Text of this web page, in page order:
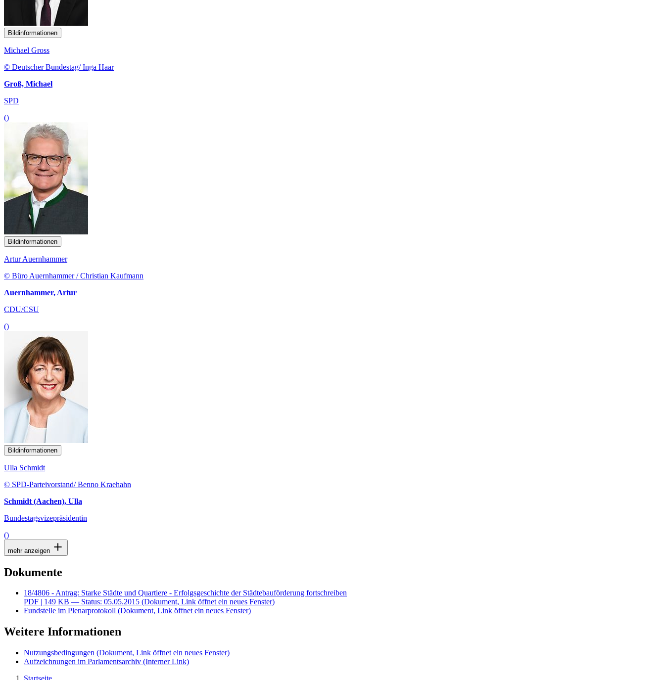
Bildinformationen
Michael Gross
© Deutscher Bundestag/ Inga Haar
Groß, Michael
SPD
()
Bildinformationen
Artur Auernhammer
© Büro Auernhammer / Christian Kaufmann
Auernhammer, Artur
CDU/CSU
()
Bildinformationen
Ulla Schmidt
© SPD-Parteivorstand/ Benno Kraehahn
Schmidt (Aachen), Ulla
Bundestagsvizepräsidentin
()
mehr anzeigen
Dokumente
18/4806 - Antrag: Starke Städte und Quartiere - Erfolgsgeschichte der Städtebauförderung fortschreiben
PDF | 149 KB — Status: 05.05.2015 (Dokument, Link öffnet ein neues Fenster)
Fundstelle im Plenarprotokoll (Dokument, Link öffnet ein neues Fenster)
Weitere Informationen
Nutzungsbedingungen (Dokument, Link öffnet ein neues Fenster)
Aufzeichnungen im Parlamentsarchiv (Interner Link)